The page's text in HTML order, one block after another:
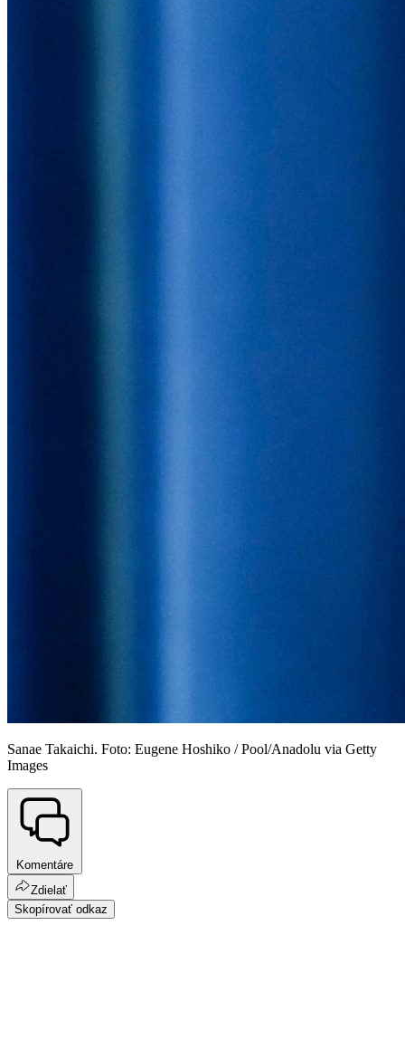
Sanae Takaichi. Foto: Eugene Hoshiko / Pool/Anadolu via Getty
Images
Komentáre
Zdielať
Skopírovať odkaz